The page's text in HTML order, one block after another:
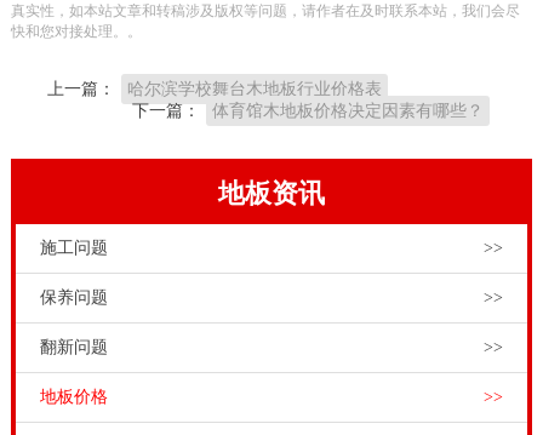
材料规格的大小，弓型结构的重合，节点长度都是相同
吸能作用，木材使用量变小，人体的强大力量就会产生
人员在长期的研究开发下，设计了适合欧洲，非洲，亚
体的保护。
羽毛球木地板均采用实木，用厚和温暖质感，丰富多彩
好的，感感强，显得不单调，色彩温暖，特别是当身体
累了，可以让身体和心灵快乐。舞蹈地板具有适度的弹
真实性，如本站文章和转稿涉及版权等问题，请作者在及时联系本站，我们会尽
快和您对接处理。。
上一篇：
哈尔滨学校舞台木地板行业价格表
下一篇：
体育馆木地板价格决定因素有哪些？
地板资讯
施工问题 >>
保养问题 >>
翻新问题 >>
地板价格 >>